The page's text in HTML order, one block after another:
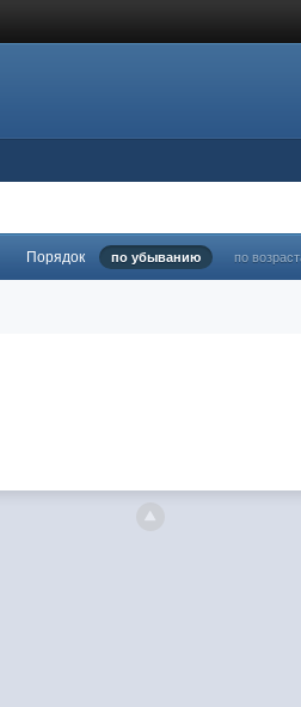
Порядок по убыванию по